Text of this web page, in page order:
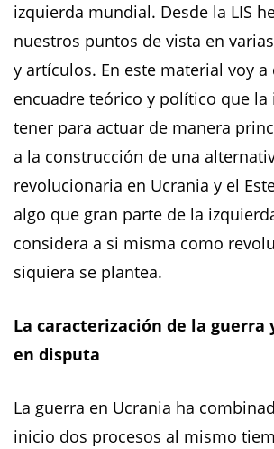
izquierda mundial. Desde la LIS
nuestros puntos de vista en
y artículos. En este material voy
encuadre teórico y político que la
tener para actuar de manera
a la construcción de una
revolucionaria en Ucrania y el
algo que gran parte de la
considera a si misma como
siquiera se plantea.
La caracterización de la guerra
en disputa
La guerra en Ucrania ha
inicio dos procesos al mismo